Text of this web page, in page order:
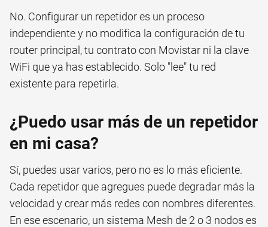
No. Configurar un repetidor es un proceso
independiente y no modifica la configuración de tu
router principal, tu contrato con Movistar ni la clave
WiFi que ya has establecido. Solo "lee" tu red
existente para repetirla.
¿Puedo usar más de un repetidor
en mi casa?
Sí, puedes usar varios, pero no es lo más eficiente.
Cada repetidor que agregues puede degradar más la
velocidad y crear más redes con nombres diferentes.
En ese escenario, un sistema Mesh de 2 o 3 nodos es